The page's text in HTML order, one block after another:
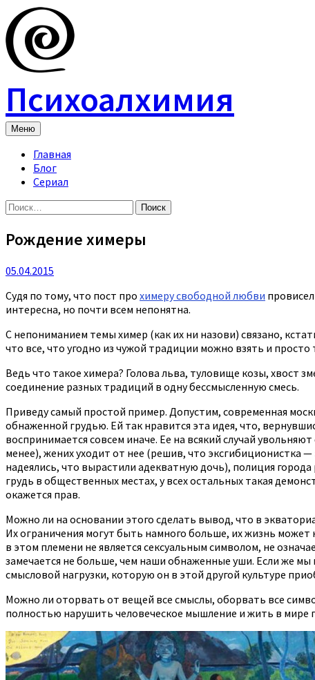
Skip
to
content
Психоалхимия
Меню
Главная
Блог
Сериал
Найти:
Рождение химеры
05.04.2015
Судя по тому, что пост про химеру свободной любви
интересна, но почти всем непонятна.
С непониманием темы химер (как их ни назови) связано,
что все, что угодно из чужой традиции можно взять и просто
Ведь что такое химера? Голова льва, туловище козы, хвост
соединение разных традиций в одну бессмысленную смесь.
Приведу самый простой пример. Допустим, современная
обнаженной грудью. Ей так нравится эта идея, что,
воспринимается совсем иначе. Ее на всякий случай
менее), жених уходит от нее (решив, что эксгибиционистка
надеялись, что вырастили адекватную дочь), полиция
грудь в общественных местах, у всех остальных такая
окажется прав.
Можно ли на основании этого сделать вывод, что в
Их ограничения могут быть намного больше, их жизнь
в этом племени не является сексуальным символом, не
замечается не больше, чем наши обнаженные уши. Если же мы
смысловой нагрузки, которую он в этой другой культуре
Можно ли оторвать от вещей все смыслы, оборвать все
полностью нарушить человеческое мышление и жить в мире